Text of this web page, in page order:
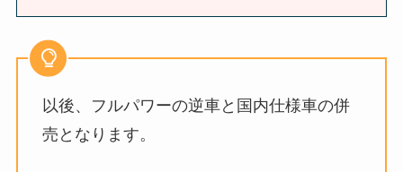
以後、フルパワーの逆車と国内仕様車の併
売となります。